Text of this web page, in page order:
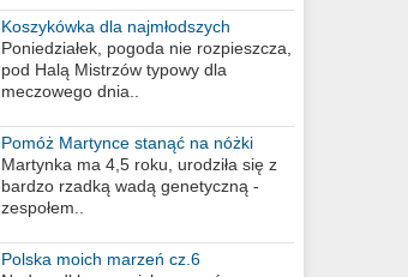
Koszykówka dla najmłodszych
Poniedziałek, pogoda nie rozpieszcza,
pod Halą Mistrzów typowy dla
meczowego dnia..
Pomóż Martynce stanąć na nóżki
Martynka ma 4,5 roku, urodziła się z
bardzo rzadką wadą genetyczną -
zespołem..
Polska moich marzeń cz.6